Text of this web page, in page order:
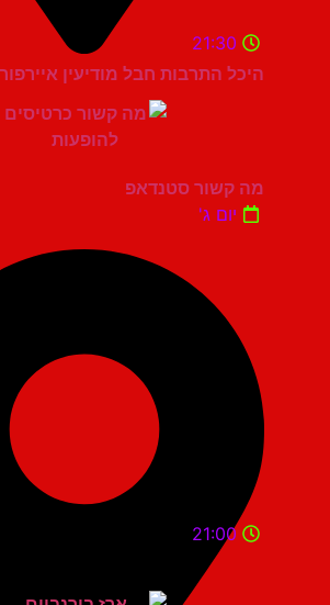
היכל התרבות חבל מודיעין איירפורט סיטי
21:30
מה קשור סטנדאפ
יום ג'
21:00